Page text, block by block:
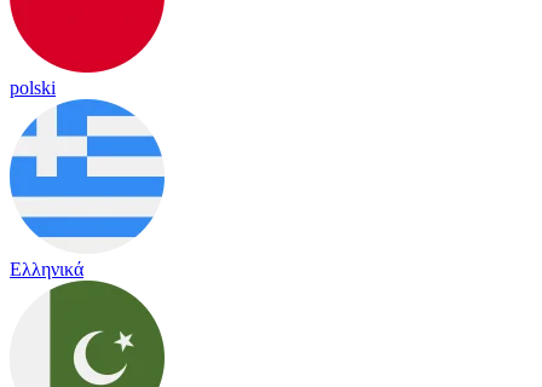
polski
Ελληνικά